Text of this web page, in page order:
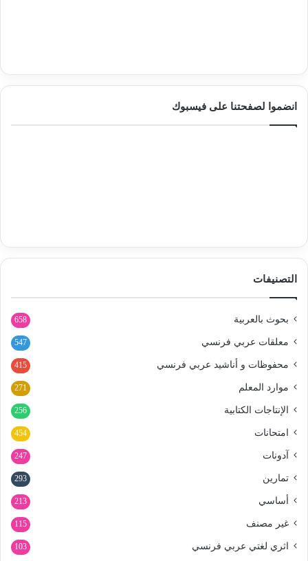
انضموا لصفحتنا على فيسبوك
التصنيفات
بحوث بالعربية 658
معلقات عربي فرنسي 547
محفوظات و أناشيد عربي فرنسي 415
موارد المعلم 271
الإنتاجات الكتابية 256
امتحانات 454
آدونات 247
تمارين 293
أساسي 213
غير مصنف 115
اثري لغتي عربي فرنسي 103